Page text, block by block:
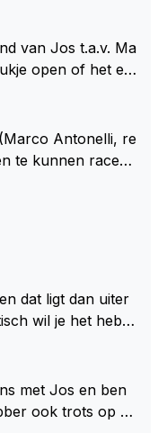
eigen keuzes v
in de F1. Maar
race team verder
met na
zijn team in diver
hoogste klasse,
aangezien
er zelf als team ba
24 races per
het fout is
hadden ze ook in
want er zijn si
tot gevaarlijke
steeds complex
maken. Kunnen
rempeda
van Jos t.a.v. Ma
open of het ee
Antonelli, re
te kunnen racen i
Max én Jos? ;)
dat ligt dan uiter
wil je het hebb
Red Bull bochtgri
is iets wat vaker
aan bet stuur.
met Jos en ben
ook trots op de